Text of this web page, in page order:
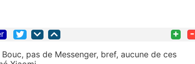
+ -
pas de Messenger, bref, aucune de ces